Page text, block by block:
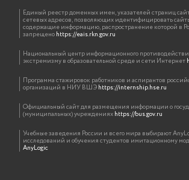
Единый реестр доменных имен, указателей страниц
сетевых адресов, позволяющих идентифицировать
содержащие информацию, распространение которой в
запрещеноhttps://eais.rkn.gov.ru
Национальный центр информационного
экстремизму в образовательной среде и сети Интернет
Программа стажировок работников и аспирантов
организаций в НИУ ВШЭhttps://internship.hse.ru
Официальный сайт для размещения информации о
(муниципальных) учрежденияхhttps://bus.gov.ru
Учебные заведения России и всего мира выбирают
исследований и обучения студентов имитационному
AnyLogic